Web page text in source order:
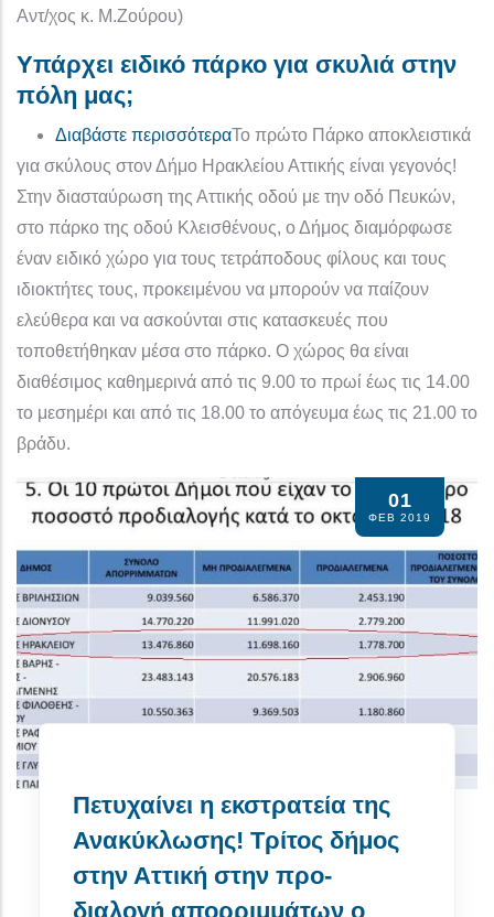
Αντ/χος κ. Μ.Ζούρου)
Υπάρχει ειδικό πάρκο για σκυλιά στην
πόλη μας;
Διαβάστε περισσότεραγια το Υπάρχει ειδικό πάρκο για
Το πρώτο Πάρκο αποκλειστικά
για σκύλους στον Δήμο Ηρακλείου Αττικής είναι γεγονός!
Στην διασταύρωση της Αττικής οδού με την οδό Πευκών,
στο πάρκο της οδού Κλεισθένους, ο Δήμος διαμόρφωσε
έναν ειδικό χώρο για τους τετράποδους φίλους και τους
ιδιοκτήτες τους, προκειμένου να μπορούν να παίζουν
ελεύθερα και να ασκούνται στις κατασκευές που
τοποθετήθηκαν μέσα στο πάρκο. Ο χώρος θα είναι
διαθέσιμος καθημερινά από τις 9.00 το πρωί έως τις 14.00
το μεσημέρι και από τις 18.00 το απόγευμα έως τις 21.00 το
βράδυ.
01
ΦΕΒ 2019
Πετυχαίνει η εκστρατεία της
Ανακύκλωσης! Τρίτος δήμος
στην Αττική στην προ-
διαλογή απορριμμάτων ο